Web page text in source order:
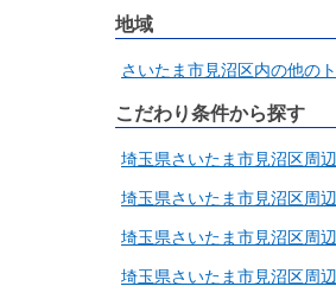
地域
さいたま市見沼区内の他の
こだわり条件から探す
埼玉県さいたま市見沼区周
埼玉県さいたま市見沼区周
埼玉県さいたま市見沼区周
埼玉県さいたま市見沼区周